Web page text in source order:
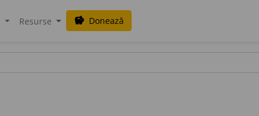
Resurse savings Donează